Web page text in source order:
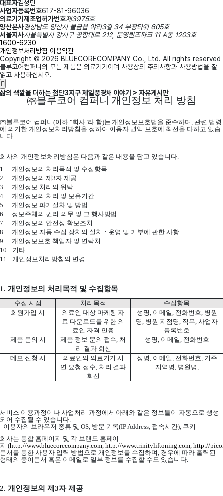
대표자김성민
사업자등록번호617-81-96036
의료기기제조업허가번호제3975호
양산본사경상남도 양산시 물금읍 야리3길 34 부광타워 605호
서울지사서울특별시 강서구 공항대로 212, 문영퀸즈파크 11 A동 1203호
1600-6230
개인정보처리방침 이용약관
Copyright © 2026 BLUECORECOMPANY Co., Ltd. All rights reserved
블루코어컴퍼니의 모든 제품은 의료기기이며 사용상의 주의사항과 사용방법을 잘
읽고 사용하십시오.
삶의 색깔을 더하는 첨단3지구 제일풍경채 이야기 > 자유게시판
㈜블루코어 컴퍼니 개인정보 처리 방침
㈜블루코어 컴퍼니(이하 "회사"라 함)는 개인정보보호법을 준수하며 관련 법령
에 의거한 개인정보처리방침을 정하여 이용자 권익 보호에 최선을 다하고 있습
니다
회사의 개인정보처리방침은 다음과 같은 내용을 담고 있습니다
1.
개인정보의 처리목적 및 수집항목
2.
개인정보의 제3자 제공
3.
개인정보 처리의 위탁
4.
개인정보의 처리 및 보유기간
5.
개인정보 파기절차 및 방법
6.
정보주체의 권리 ·의무 및 그 행사방법
7.
개인정보의 안전성 확보조치
8.
개인정보 자동 수집 장치의 설치ㆍ운영 및 거부에 관한 사항
9.
개인정보보호 책임자 및 연락처
10. 기타
11. 개인정보처리방침의 변경
1. 개인정보의 처리목적 및 수집항목
수집 시점 처리목적
수집항목
회원가입 시
의료인 대상 마케팅 자
료 다운로드를 위한 의
료인 자격 인증
성명 이메일 전화번호 병원
명 병원 지점명 직무 사업자
등록번호
제품 문의 시
제품 정보 문의 접수 처
리 결과 회신
성명 이메일 전화번호
데모 신청 시
의료인의 의료기기 시
연 요청 접수 처리 결과
회신
성명 이메일 전화번호 거주
지역명 병원명
서비스 이용과정이나 사업처리 과정에서 아래와 같은 정보들이 자동으로 생성
되어 수집될 수 있습니다
- 이용자의 브라우저 종류 및 OS, 방문 기록(IP Address, 접속시간), 쿠키
회사는 통합 홈페이지 및 각 브랜드 홈페이
지 (http://www.bluecorecompany.com, http://www.trinityliftoning.com, http://
문서를 통한 사용자 입력 방법으로 개인정보를 수집하며, 경우에 따라 출력된
형태의 종이문서 혹은 이메일로 일부 정보를 수집할 수도 있습니다.
2. 개인정보의 제 3자 제공